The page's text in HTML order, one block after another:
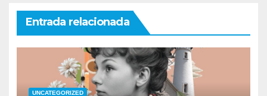
Entrada relacionada
UNCATEGORIZED